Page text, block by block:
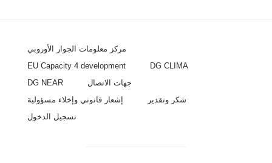
مركز معلومات الجوار الأوروبي
EU Capacity 4 development
DG CLIMA
DG NEAR
جهات الاتصال
إشعار قانوني وإخلاء مسؤولية
شكر وتقدير
تسجيل الدخول